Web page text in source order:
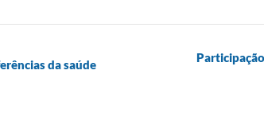
da saúde